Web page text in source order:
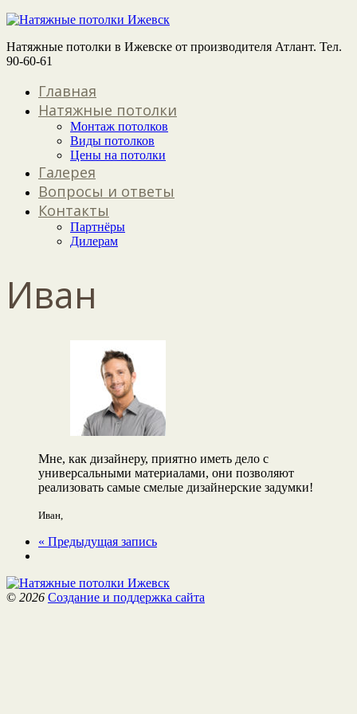
Натяжные потолки в Ижевске от производителя Атлант. Тел.
90-60-61
Главная
Натяжные потолки
Монтаж потолков
Виды потолков
Цены на потолки
Галерея
Вопросы и ответы
Контакты
Партнёры
Дилерам
Иван
Мне, как дизайнеру, приятно иметь дело с
универсальными материалами, они позволяют
реализовать самые смелые дизайнерские задумки!
Иван,
« Предыдущая запись
© 2026 Создание и поддержка сайта